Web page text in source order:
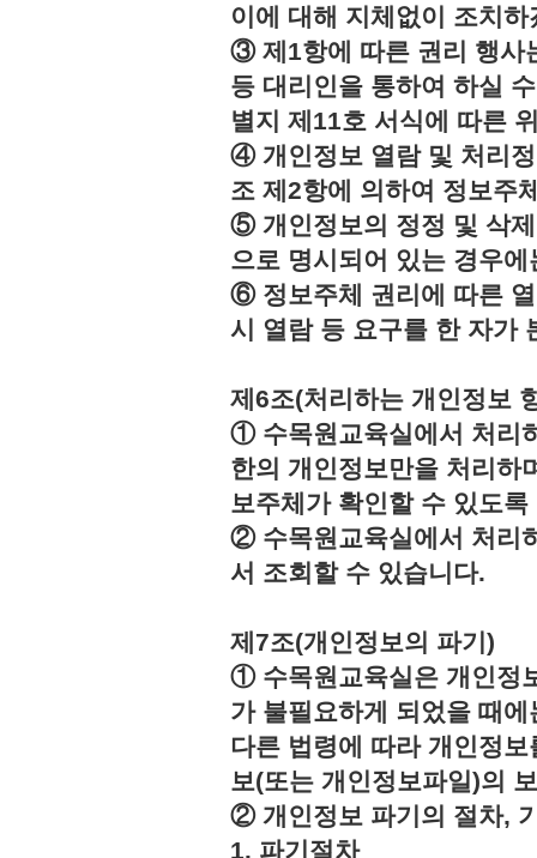
이에 대해 지체없이 조치하
③ 제1항에 따른 권리 행사
등 대리인을 통하여 하실
별지 제11호 서식에 따른
④ 개인정보 열람 및 처리
조 제2항에 의하여 정보주
⑤ 개인정보의 정정 및 삭
으로 명시되어 있는 경우
⑥ 정보주체 권리에 따른
시 열람 등 요구를 한 자가
제6조(처리하는 개인정보
① 수목원교육실에서 처리
한의 개인정보만을 처리하
보주체가 확인할 수 있도
② 수목원교육실에서 처리
서 조회할 수 있습니다.
제7조(개인정보의 파기)
① 수목원교육실은 개인정
가 불필요하게 되었을 때
다른 법령에 따라 개인정
보(또는 개인정보파일)의
② 개인정보 파기의 절차,
1. 파기절차